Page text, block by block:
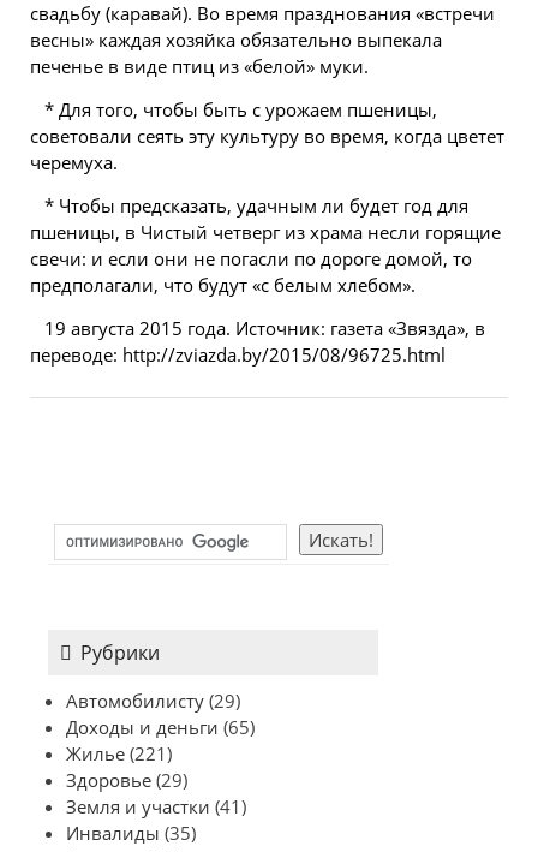
свадьбу (каравай). Во время празднования «встречи
весны» каждая хозяйка обязательно выпекала
печенье в виде птиц из «белой» муки.
* Для того, чтобы быть с урожаем пшеницы,
советовали сеять эту культуру во время, когда цветет
черемуха.
* Чтобы предсказать, удачным ли будет год для
пшеницы, в Чистый четверг из храма несли горящие
свечи: и если они не погасли по дороге домой, то
предполагали, что будут «с белым хлебом».
19 августа 2015 года. Источник: газета «Звязда», в
переводе: http://zviazda.by/2015/08/96725.html
Рубрики
Автомобилисту (29)
Доходы и деньги (65)
Жилье (221)
Здоровье (29)
Земля и участки (41)
Инвалиды (35)